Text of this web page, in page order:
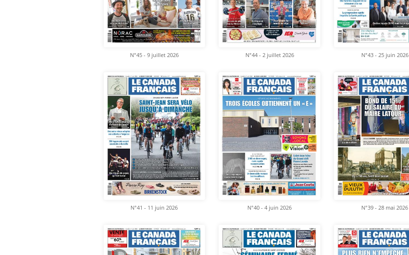
N°45 - 9 juillet 2026 N°44 - 2 juillet 2026 N°43 - 25 juin 2026
N°41 - 11 juin 2026 N°40 - 4 juin 2026 N°39 - 28 mai 2026